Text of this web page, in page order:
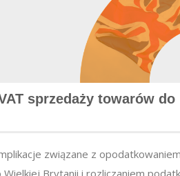
sprzedaży towarów do
związane z